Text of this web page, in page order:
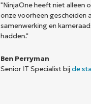
"NinjaOne heeft niet alleen
onze voorheen gescheiden
samenwerking en
hadden."
Ben Perryman
Senior IT Specialist bij de